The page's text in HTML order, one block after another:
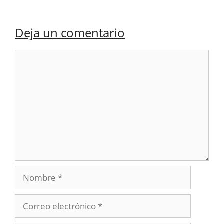
Deja un comentario
electrónico